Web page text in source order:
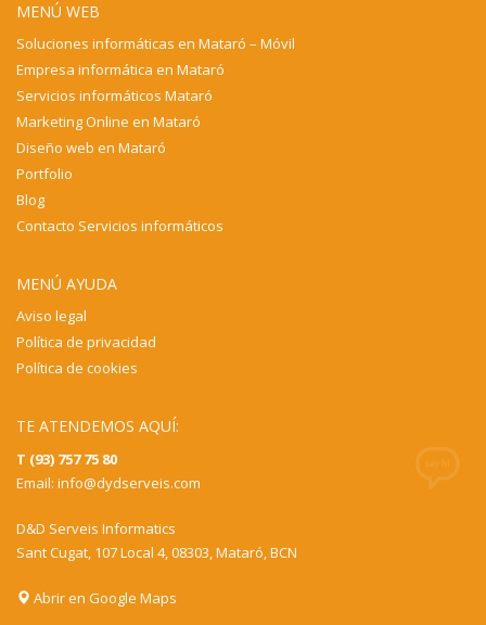
MENÚ WEB
Soluciones informáticas en Mataró – Móvil
Empresa informática en Mataró
Servicios informáticos Mataró
Marketing Online en Mataró
Diseño web en Mataró
Portfolio
Blog
Contacto Servicios informáticos
MENÚ AYUDA
Aviso legal
Política de privacidad
Política de cookies
TE ATENDEMOS AQUÍ:
T (93) 757 75 80
Email: info@dydserveis.com
D&D Serveis Informatics
Sant Cugat, 107 Local 4, 08303, Mataró, BCN
Abrir en Google Maps